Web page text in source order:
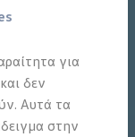
για
δεν
Αυτά τα
στην